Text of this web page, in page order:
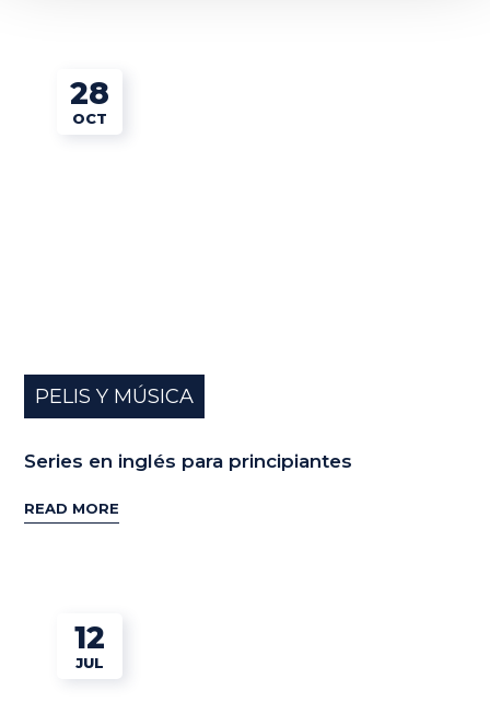
28
OCT
PELIS Y MÚSICA
Series en inglés para principiantes
READ MORE
12
JUL